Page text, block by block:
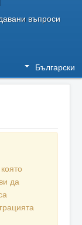
въпроси
Български
да